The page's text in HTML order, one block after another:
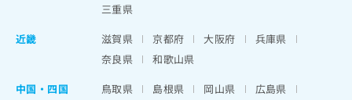
三重県
近畿
滋賀県 京都府 大阪府
兵庫県
奈良県
和歌山県
中国・四国
鳥取県 島根県 岡山県
広島県